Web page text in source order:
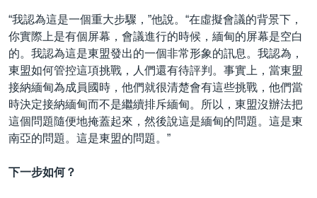
“我認為這是一個重大步驟，”他說。“在虛擬會議的背景下，
你實際上是有個屏幕，會議進行的時候，緬甸的屏幕是空白
的。我認為這是東盟發出的一個非常形象的訊息。我認為，
東盟如何管控這項挑戰，人們還有待評判。事實上，當東盟
接納緬甸為成員國時，他們就很清楚會有這些挑戰，他們當
時決定接納緬甸而不是繼續排斥緬甸。所以，東盟沒辦法把
這個問題隨便地掩蓋起來，然後說這是緬甸的問題。這是東
南亞的問題。這是東盟的問題。”
下一步如何？